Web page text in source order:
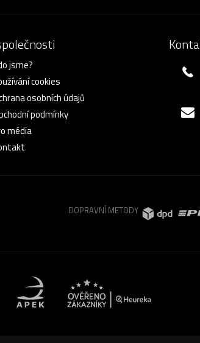
jsme?
cookies
osobních údajů
podmínky
média
DOPRAVNÍ METODY